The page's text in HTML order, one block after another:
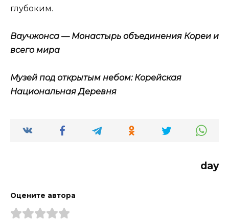
глубоким.
Ваучжонса — Монастырь объединения Кореи и
всего мира
Музей под открытым небом: Корейская
Национальная Деревня
day
Оцените автора